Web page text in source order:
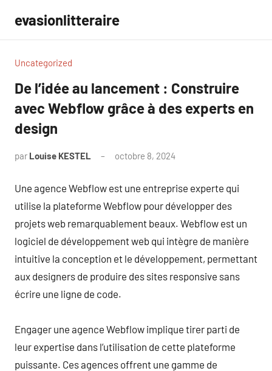
contenu
evasionlitteraire
Uncategorized
De l’idée au lancement : Construire
avec Webflow grâce à des experts en
design
par Louise KESTEL octobre 8, 2024
Une agence Webflow est une entreprise experte qui
utilise la plateforme Webflow pour développer des
projets web remarquablement beaux. Webflow est un
logiciel de développement web qui intègre de manière
intuitive la conception et le développement, permettant
aux designers de produire des sites responsive sans
écrire une ligne de code.
Engager une agence Webflow implique tirer parti de
leur expertise dans l’utilisation de cette plateforme
puissante. Ces agences offrent une gamme de